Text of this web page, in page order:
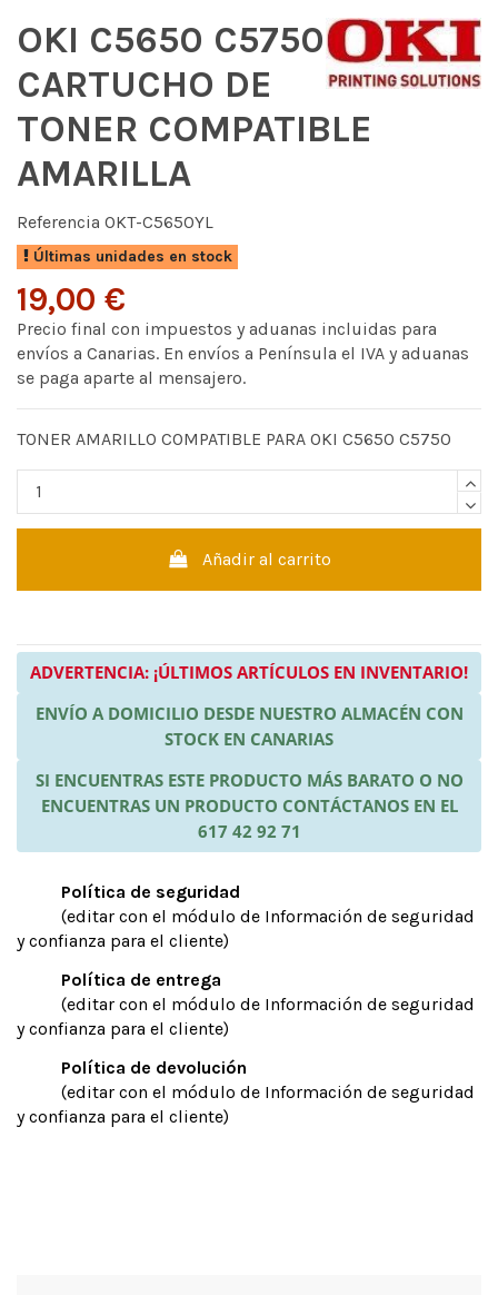
OKI C5650 C5750
CARTUCHO DE
TONER COMPATIBLE
AMARILLA
Referencia OKT-C5650YL
Últimas unidades en stock
19,00 €
Precio final con impuestos y aduanas incluidas para
envíos a Canarias. En envíos a Península el IVA y aduanas
se paga aparte al mensajero.
TONER AMARILLO COMPATIBLE PARA OKI C5650 C5750
Añadir al carrito
ADVERTENCIA: ¡ÚLTIMOS ARTÍCULOS EN INVENTARIO!
ENVÍO A DOMICILIO DESDE NUESTRO ALMACÉN CON
STOCK EN CANARIAS
SI ENCUENTRAS ESTE PRODUCTO MÁS BARATO O NO
ENCUENTRAS UN PRODUCTO CONTÁCTANOS EN EL
617 42 92 71
Política de seguridad
(editar con el módulo de Información de seguridad
y confianza para el cliente)
Política de entrega
(editar con el módulo de Información de seguridad
y confianza para el cliente)
Política de devolución
(editar con el módulo de Información de seguridad
y confianza para el cliente)